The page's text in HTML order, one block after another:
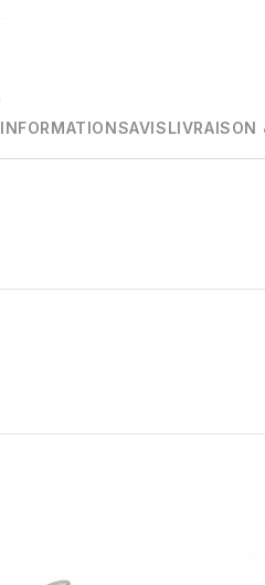
INFORMATIONSAVISLIVRAISON